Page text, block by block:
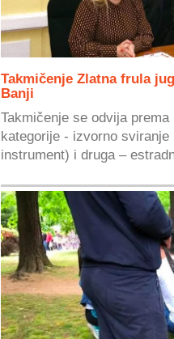
Takmičenje Zlatna frula
Banji
Takmičenje se odvija
kategorije - izvorno
instrument) i druga –